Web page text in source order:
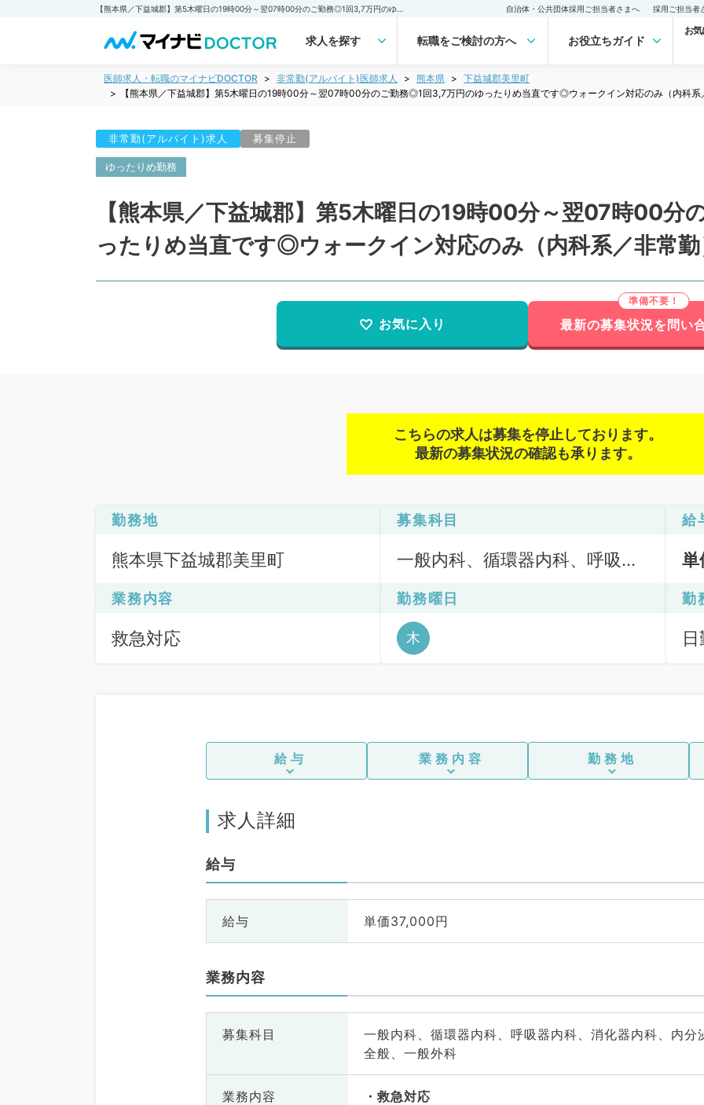
自治体・公共団体採用ご担当者さまへ 採用ご担当者
求人を探す 転職をご検討の方へ お役立ちガイド
お
医師求人・転職のマイナビDOCTOR 非常勤(アルバイト)医師求人 熊本県
下益城郡美里町
【熊本県／下益城郡】第5木曜日の19時00分～翌07時00分のご勤務◎1回3,7万円のゆったりめ当直です◎ウォークイン対応のみ（内科系
非常勤(アルバイト)求人 募集停止
ゆったりめ勤務
【熊本県／下益城郡】第5木曜日の19時00分～翌07時00
ったりめ当直です◎ウォークイン対応のみ（内科系／非常
お気に入り 最新の募集状況を問い
こちらの求人は募集を停止しております。
最新の募集状況の確認も承ります。
勤務地
熊本県下益城郡美里町
募集科目
一般内科、循環器内科、呼吸器
謝内科、外科系全般、一般外科
給
業務内容
救急対応
勤務曜日
木
勤
給与 業務内容 勤務地
求人詳細
給与
給与 単価37,000円
業務内容
募集科目
一般内科、循環器内科、呼吸器内科、消化器内科、内分
全般、一般外科
業務内容
救急対応